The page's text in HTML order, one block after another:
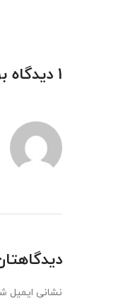
1 دیدگاه برای “
نشانی ایمیل